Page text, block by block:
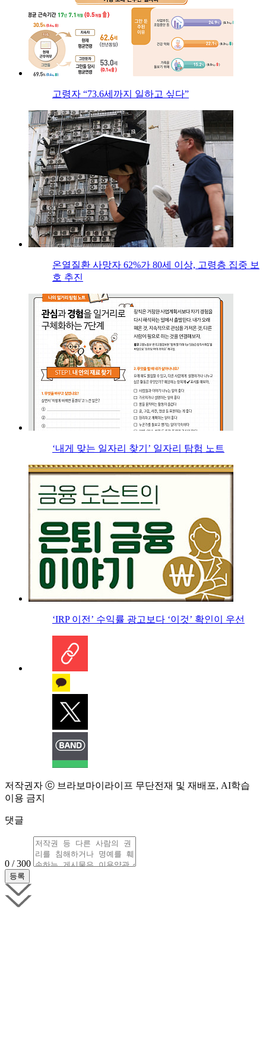
고령자 “73.6세까지 일하고 싶다”
온열질환 사망자 62%가 80세 이상, 고령층 집중 보
호 추진
‘내게 맞는 일자리 찾기’ 일자리 탐험 노트
‘IRP 이전’ 수익률 광고보다 ‘이것’ 확인이 우선
저작권자 ⓒ 브라보마이라이프 무단전재 및 재배포, AI학습
이용 금지
댓글
0 / 300